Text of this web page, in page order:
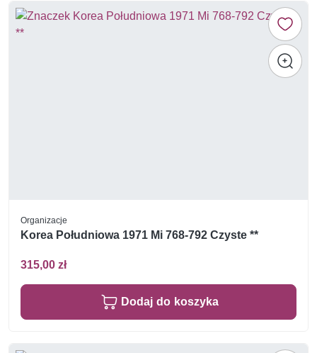
Organizacje
Korea Południowa 1971 Mi 768-792 Czyste **
315,00 zł
Dodaj do koszyka